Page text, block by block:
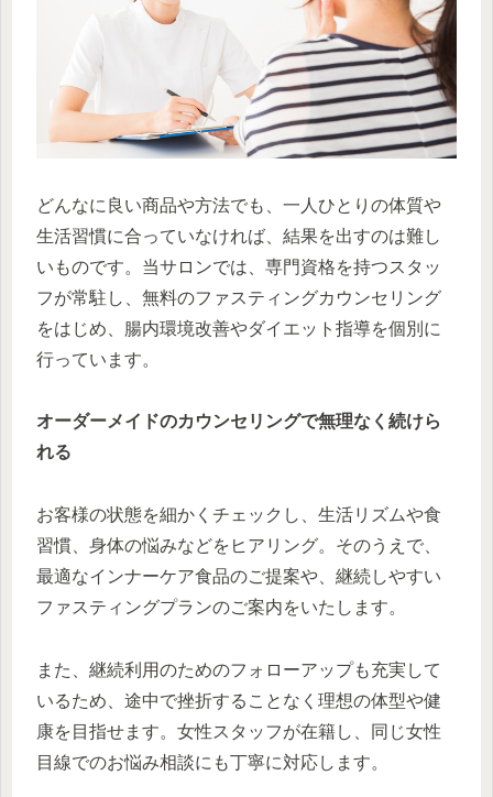
どんなに良い商品や方法でも、一人ひとりの体質や
生活習慣に合っていなければ、結果を出すのは難し
いものです。当サロンでは、専門資格を持つスタッ
フが常駐し、無料のファスティングカウンセリング
をはじめ、腸内環境改善やダイエット指導を個別に
行っています。
オーダーメイドのカウンセリングで無理なく続けら
れる
お客様の状態を細かくチェックし、生活リズムや食
習慣、身体の悩みなどをヒアリング。そのうえで、
最適なインナーケア食品のご提案や、継続しやすい
ファスティングプランのご案内をいたします。
また、継続利用のためのフォローアップも充実して
いるため、途中で挫折することなく理想の体型や健
康を目指せます。女性スタッフが在籍し、同じ女性
目線でのお悩み相談にも丁寧に対応します。